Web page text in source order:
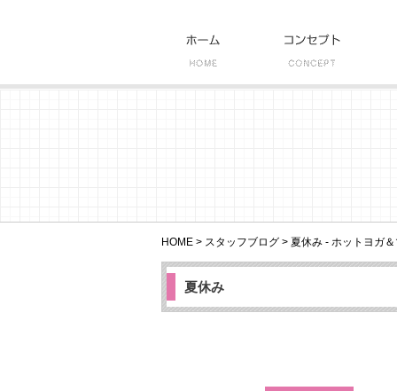
HOME > スタッフブログ > 夏休み - ホットヨガ
夏休み